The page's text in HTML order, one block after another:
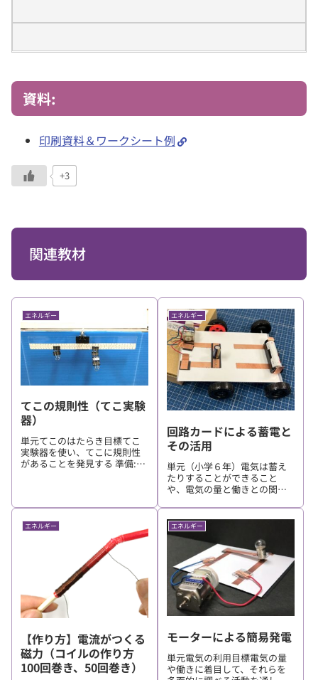
資料:
印刷資料＆ワークシート例
+3
関連教材
エネルギー
てこの規則性（てこ実験
器）
単元てこのはたらき目標てこ
実験器を使い、てこに規則性
があることを発見する 準備:材
エネルギー
回路カードによる蓄電と
その活用
単元（小学６年）電気は蓄え
たりすることができること
や、電気の量と働きとの関係
て妥当な考えをつくりだせる
ようになる。（中学２年）電
気を音や運動に変換したとき
に電力の違いによってその状
態が変化することや、電気が
エネルギ...
エネルギー
【作り方】電流がつくる
磁力（コイルの作り方
100回巻き、50回巻き）
エネルギー
モーターによる簡易発電
単元電気の利用目標電気の量
や働きに着目して、それらを